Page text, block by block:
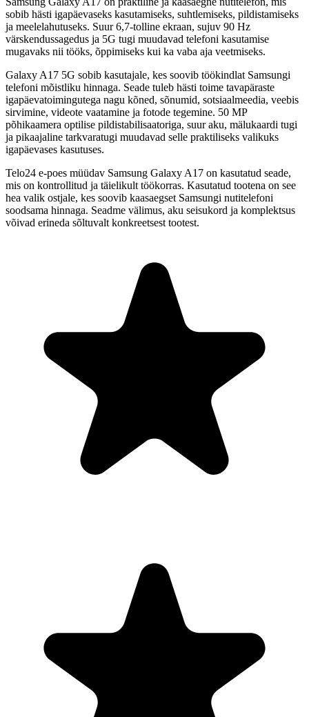
sobib hästi igapäevaseks kasutamiseks, suhtlemiseks, pildistamiseks
ja meelelahutuseks. Suur 6,7-tolline ekraan, sujuv 90 Hz
värskendussagedus ja 5G tugi muudavad telefoni kasutamise
mugavaks nii tööks, õppimiseks kui ka vaba aja veetmiseks.
Galaxy A17 5G sobib kasutajale, kes soovib töökindlat Samsungi
telefoni mõistliku hinnaga. Seade tuleb hästi toime tavapäraste
igapäevatoimingutega nagu kõned, sõnumid, sotsiaalmeedia, veebis
sirvimine, videote vaatamine ja fotode tegemine. 50 MP
põhikaamera optilise pildistabilisaatoriga, suur aku, mälukaardi tugi
ja pikaajaline tarkvaratugi muudavad selle praktiliseks valikuks
igapäevases kasutuses.
Telo24 e-poes müüdav Samsung Galaxy A17 on kasutatud seade,
mis on kontrollitud ja täielikult töökorras. Kasutatud tootena on see
hea valik ostjale, kes soovib kaasaegset Samsungi nutitelefoni
soodsama hinnaga. Seadme välimus, aku seisukord ja komplektsus
võivad erineda sõltuvalt konkreetsest tootest.